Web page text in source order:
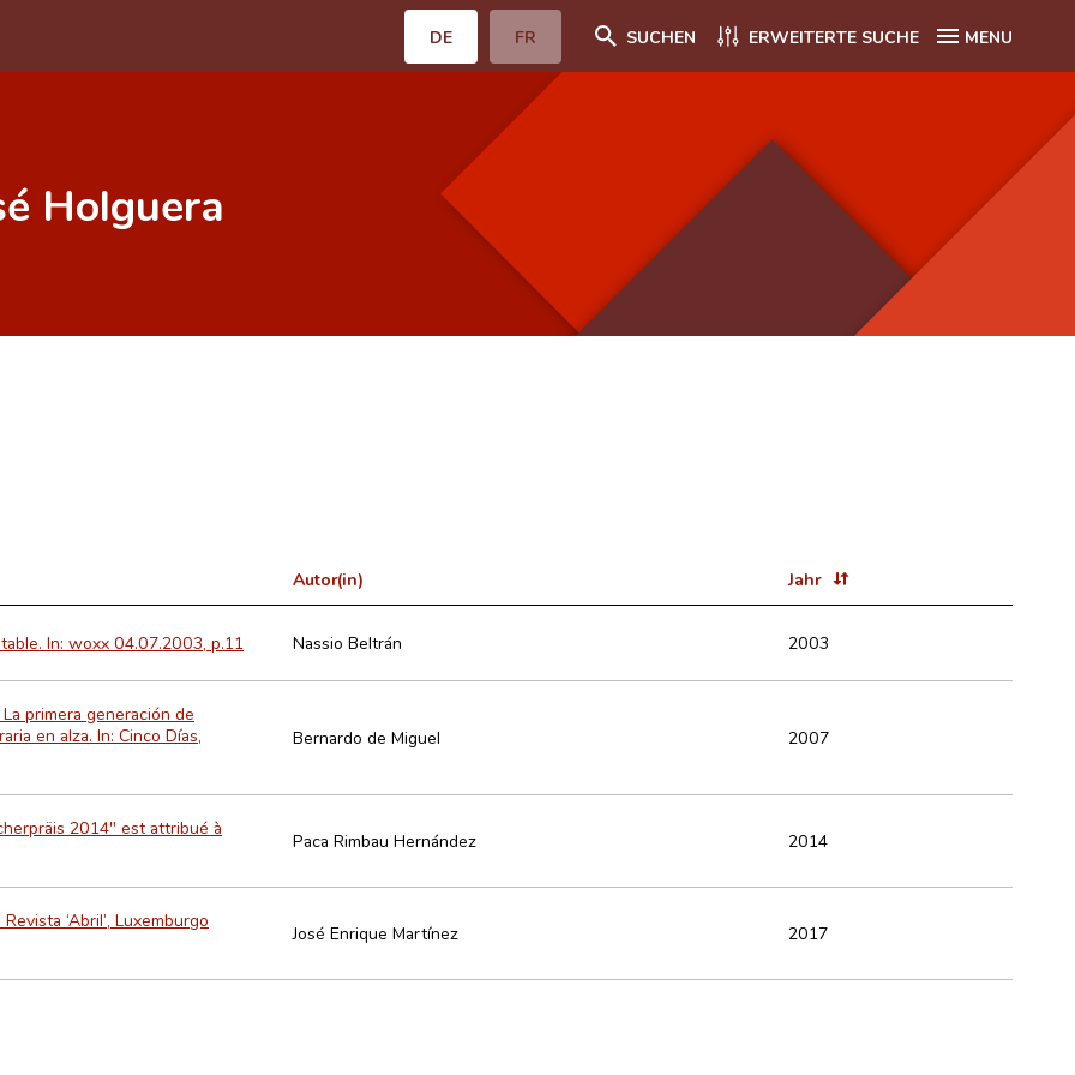
DE FR SUCHEN ERWEITERTE SUCHE MENU
Holguera
Autor(in) Jahr
In: woxx 04.07.2003, p.11 Nassio Beltrán 2003
primera generación de
en alza. In: Cinco Días,
Bernardo de Miguel 2007
2014" est attribué à
Paca Rimbau Hernández 2014
‘Abril’, Luxemburgo
José Enrique Martínez 2017